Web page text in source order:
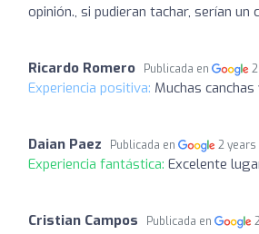
opinión., si pudieran tachar, serían un
Ricardo Romero Publicada en
Experiencia positiva: Muchas
Daian Paez Publicada en 2 years
Experiencia fantástica: Excelente
Cristian Campos Publicada en